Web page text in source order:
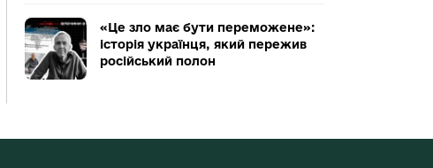
«Це зло має бути переможене»:
історія українця, який пережив
російський полон